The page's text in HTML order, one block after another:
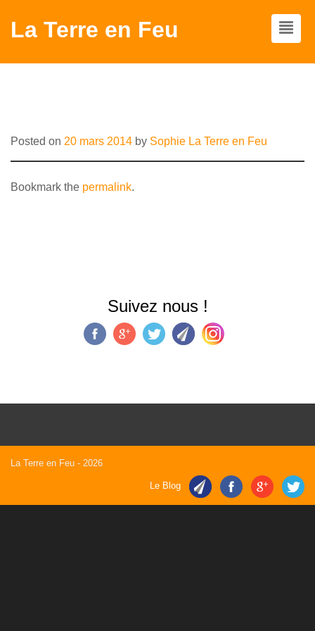
La Terre en Feu
Posted on 20 mars 2014 by Sophie La Terre en Feu
Bookmark the permalink.
Suivez nous !
La Terre en Feu - 2026
Le Blog